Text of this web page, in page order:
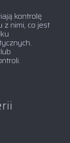
kontrolę
nimi, co jest